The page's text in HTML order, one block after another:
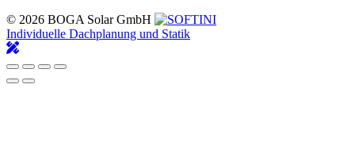
© 2026 BOGA Solar GmbH
Individuelle Dachplanung und Statik